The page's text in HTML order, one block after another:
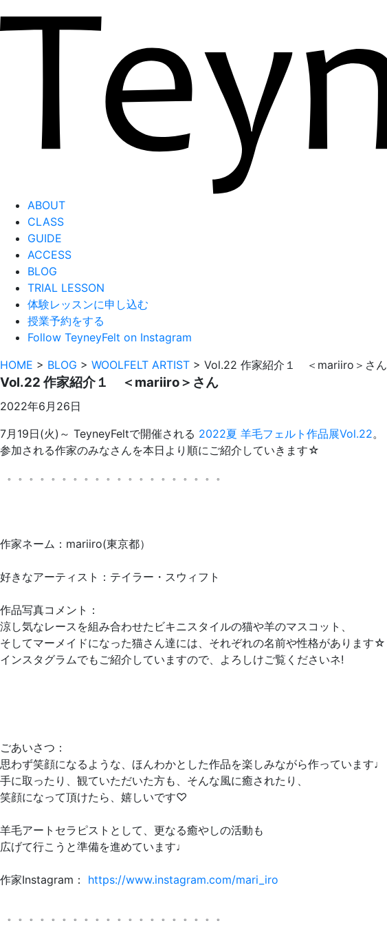
ABOUT
CLASS
GUIDE
ACCESS
BLOG
TRIAL LESSON
体験レッスンに申し込む
授業予約をする
Follow TeyneyFelt on Instagram
HOME > BLOG > WOOLFELT ARTIST > Vol.22 作家紹介１ ＜mariiro＞さん
Vol.22 作家紹介１ ＜mariiro＞さん
2022年6月26日
7月19日(火)～ TeyneyFeltで開催される 2022夏 羊毛フェルト作品展Vol.22。
参加される作家のみなさんを本日より順にご紹介していきます☆
゜゜゜゜゜゜゜゜゜゜゜゜゜゜゜゜゜゜゜゜
作家ネーム：mariiro(東京都）
好きなアーティスト：テイラー・スウィフト
作品写真コメント：
涼し気なレースを組み合わせたビキニスタイルの猫や羊のマスコット、
そしてマーメイドになった猫さん達には、それぞれの名前や性格があります☆
インスタグラムでもご紹介していますので、よろしけご覧くださいネ!
ごあいさつ：
思わず笑顔になるような、ほんわかとした作品を楽しみながら作っています♩
手に取ったり、観ていただいた方も、そんな風に癒されたり、
笑顔になって頂けたら、嬉しいです♡
羊毛アートセラピストとして、更なる癒やしの活動も
広げて行こうと準備を進めています♩
作家Instagram： https://www.instagram.com/mari_iro